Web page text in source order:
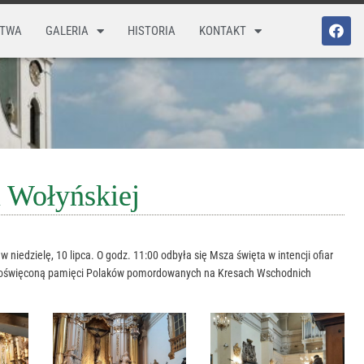
GALERIA HISTORIA KONTAKT
niedzielę, 10 lipca. O godz. 11:00 odbyła się Msza święta w intencji ofiar
pamięci Polaków pomordowanych na Kresach Wschodnich